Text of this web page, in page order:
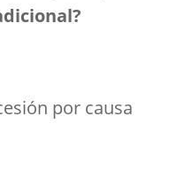
por causa